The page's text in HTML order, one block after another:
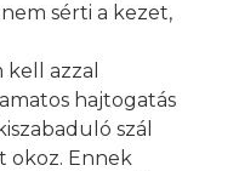
sérti a kezet,
kell azzal
hajtogatás
szál
okoz. Ennek